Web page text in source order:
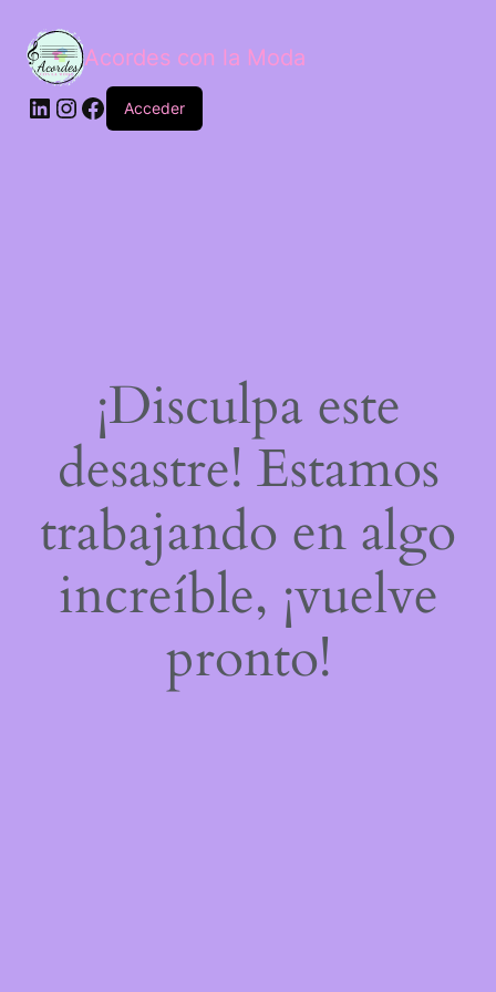
Acordes con la Moda
Acceder
¡Disculpa este
desastre! Estamos
trabajando en algo
increíble, ¡vuelve
pronto!